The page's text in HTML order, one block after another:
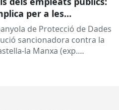
per a les
de Protecció de Dades
sancionadora contra la
la Manxa (exp.